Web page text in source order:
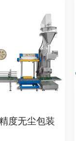
度无尘包装